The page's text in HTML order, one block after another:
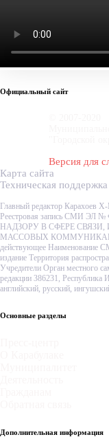
Официальный сайт
Версия для
Карта сайта
Техническая поддержка
Главный редактор Карахоев
Реестровая запись СМИ
НАДЗОРУ В СФЕРЕ
МАССОВЫХ КОММУНИКАЦИЙ
действующее Наименование
издание Территория
Учредители Орган местного
редакции 386231,
английский, русский,
Основные разделы
Дополнительная информация